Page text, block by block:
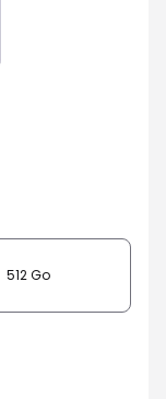
512 Go